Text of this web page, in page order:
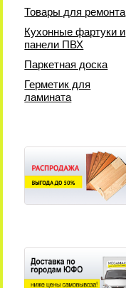
Товары для ремонта
Кухонные фартуки и
панели ПВХ
Паркетная доска
Герметик для
ламината